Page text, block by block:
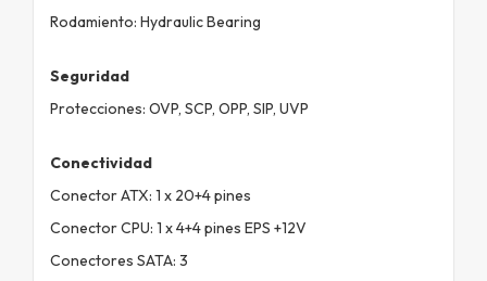
Rodamiento: Hydraulic Bearing
Seguridad
Protecciones: OVP, SCP, OPP, SIP, UVP
Conectividad
Conector ATX: 1 x 20+4 pines
Conector CPU: 1 x 4+4 pines EPS +12V
Conectores SATA: 3